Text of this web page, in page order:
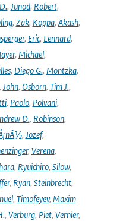
, Junod, Robert,
, Zak, Koppa, Akash,
, Eric, Lennard,
, Michael,
, Diego G., Montzka,
John, Osborn, Tim J.,
, Paolo, Polvani,
D., Robinson,
, Jozef,
, Verena,
, Ryuichiro, Silow,
, Ryan, Steinbrecht,
, Timofeyev, Maxim
, Verburg, Piet, Vernier,